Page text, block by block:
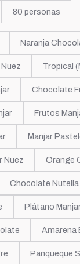
80 personas
Naranja
Tropical
Chocolate
Frutos
Manjar
Nuez Orange
Chocolate Nutella
Plátano
Amarena
Panqueque